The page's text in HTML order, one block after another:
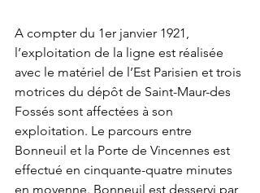
A compter du 1er janvier 1921,
l’exploitation de la ligne est réalisée
avec le matériel de l’Est Parisien et trois
motrices du dépôt de Saint-Maur-des
Fossés sont affectées à son
exploitation. Le parcours entre
Bonneuil et la Porte de Vincennes est
effectué en cinquante-quatre minutes
en moyenne. Bonneuil est desservi par